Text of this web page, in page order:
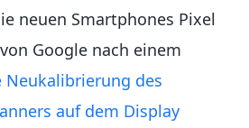
neuen Smartphones Pixel
Google nach einem
Neukalibrierung des
auf dem Display